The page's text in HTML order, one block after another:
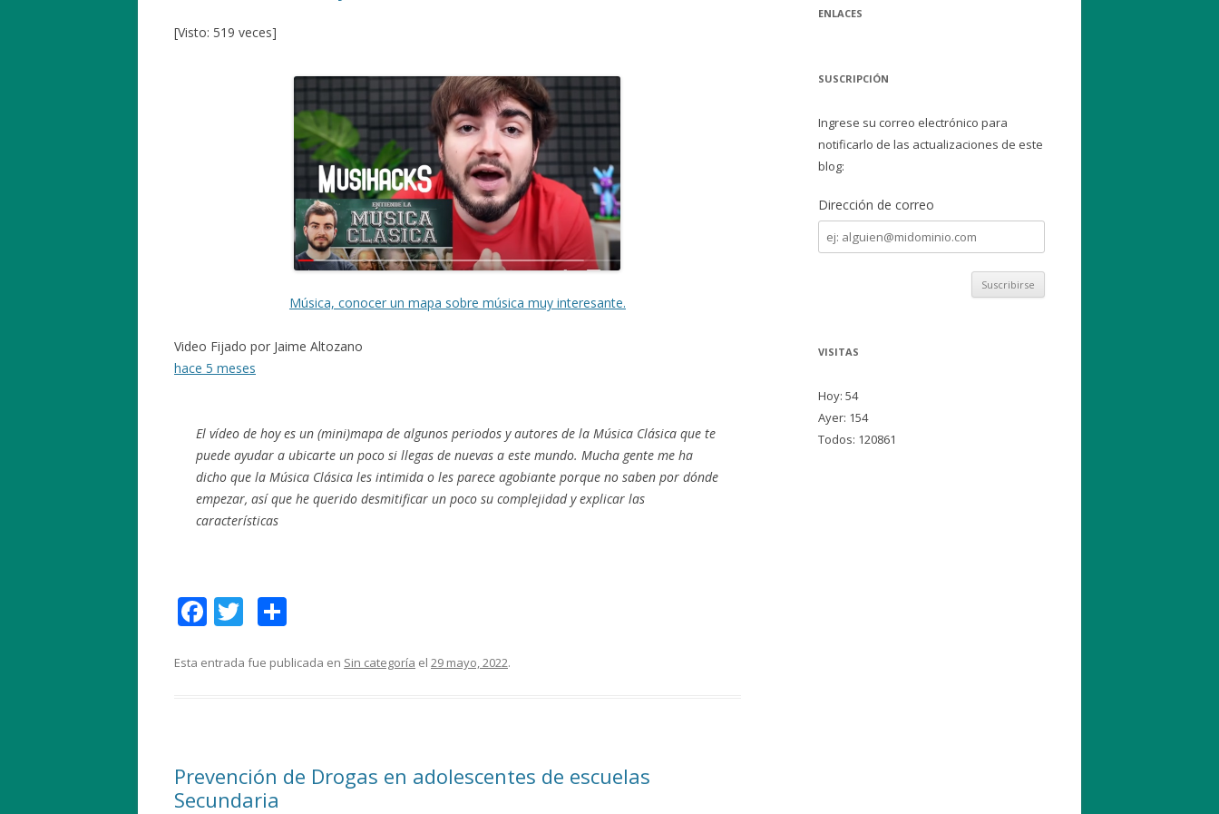
[Visto: 519 veces]
Música, conocer un mapa sobre música muy interesante.
Video Fijado por Jaime Altozano
hace 5 meses
El vídeo de hoy es un (mini)mapa de algunos periodos y autores de la Música Clásica que te
puede ayudar a ubicarte un poco si llegas de nuevas a este mundo. Mucha gente me ha
dicho que la Música Clásica les intimida o les parece agobiante porque no saben por dónde
empezar, así que he querido desmitificar un poco su complejidad y explicar las
características
F
e
k
T
itt m
r
Esta entrada fue publicada en Sin categoría el 29 mayo, 2022.
Prevención de Drogas en adolescentes de escuelas
Secundaria
ENLACES
SUSCRIPCIÓN
Ingrese su correo electrónico para
notificarlo de las actualizaciones de este
blog:
Dirección de correo
Dirección
de
correo
VISITAS
Hoy: 54
Ayer: 154
Todos: 120861